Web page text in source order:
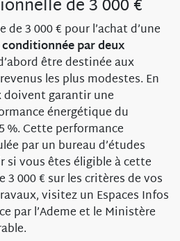
de 3 000 €
3 000 € pour l’achat d’une
par deux
être destinée aux
les plus modestes. En
doivent garantir une
énergétique du
%. Cette performance
par un bureau d’études
si vous êtes éligible à cette
000 € sur les critères de vos
visitez un Espaces Infos
par l’Ademe et le Ministère